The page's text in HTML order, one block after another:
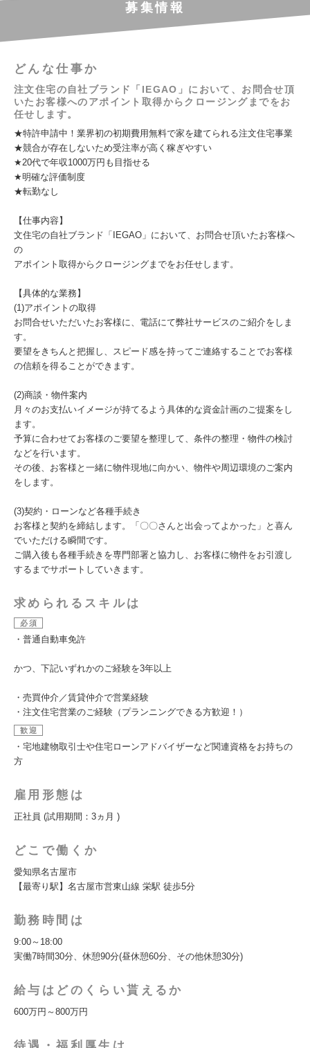
募集情報
どんな仕事か
注文住宅の自社ブランド「IEGAO」において、お問合せ頂
いたお客様へのアポイント取得からクロージングまでをお
任せします。
★特許申請中！業界初の初期費用無料で家を建てられる注文住宅事業
★競合が存在しないため受注率が高く稼ぎやすい
★20代で年収1000万円も目指せる
★明確な評価制度
★転勤なし
【仕事内容】
文住宅の自社ブランド「IEGAO」において、お問合せ頂いたお客様へ
の
アポイント取得からクロージングまでをお任せします。
【具体的な業務】
(1)アポイントの取得
お問合せいただいたお客様に、電話にて弊社サービスのご紹介をしま
す。
要望をきちんと把握し、スピード感を持ってご連絡することでお客様
の信頼を得ることができます。
(2)商談・物件案内
月々のお支払いイメージが持てるよう具体的な資金計画のご提案をし
ます。
予算に合わせてお客様のご要望を整理して、条件の整理・物件の検討
などを行います。
その後、お客様と一緒に物件現地に向かい、物件や周辺環境のご案内
をします。
(3)契約・ローンなど各種手続き
お客様と契約を締結します。「〇〇さんと出会ってよかった」と喜ん
でいただける瞬間です。
ご購入後も各種手続きを専門部署と協力し、お客様に物件をお引渡し
するまでサポートしていきます。
求められるスキルは
必須
・普通自動車免許
かつ、下記いずれかのご経験を3年以上
・売買仲介／賃貸仲介で営業経験
・注文住宅営業のご経験（プランニングできる方歓迎！）
歓迎
・宅地建物取引士や住宅ローンアドバイザーなど関連資格をお持ちの
方
雇用形態は
正社員 (試用期間：3ヵ月 )
どこで働くか
愛知県名古屋市
【最寄り駅】名古屋市営東山線 栄駅 徒歩5分
勤務時間は
9:00～18:00
実働7時間30分、休憩90分(昼休憩60分、その他休憩30分)
給与はどのくらい貰えるか
600万円～800万円